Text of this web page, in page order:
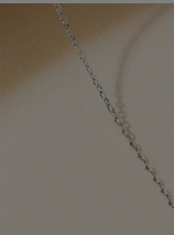
人気検索キーワード
#ダイヤモンド ネッ